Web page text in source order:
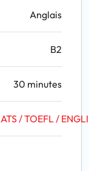
Anglais
B2
30 minutes
/ TOEFL /